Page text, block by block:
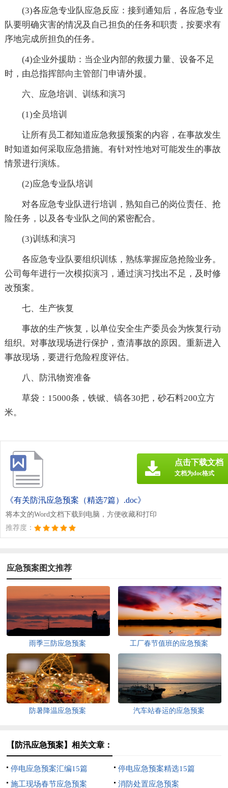
(3)各应急专业队应急反应：接到通知后，各应急专业
队要明确灾害的情况及自己担负的任务和职责，按要求有
序地完成所担负的任务。
(4)企业外援助：当企业内部的救援力量、设备不足
时，由总指挥部向主管部门申请外援。
六、应急培训、训练和演习
(1)全员培训
让所有员工都知道应急救援预案的内容，在事故发生
时知道如何采取应急措施。有针对性地对可能发生的事故
情景进行演练。
(2)应急专业队培训
对各应急专业队进行培训，熟知自己的岗位责任、抢
险任务，以及各专业队之间的紧密配合。
(3)训练和演习
各应急专业队要组织训练，熟练掌握应急抢险业务。
公司每年进行一次模拟演习，通过演习找出不足，及时修
改预案。
七、生产恢复
事故的生产恢复，以单位安全生产委员会为恢复行动
组织。对事故现场进行保护，查清事故的原因。重新进入
事故现场，要进行危险程度评估。
八、防汛物资准备
草袋：15000条，铁锨、镐各30把，砂石料200立方
米。
《有关防汛应急预案（精选7篇）.doc》
将本文的Word文档下载到电脑，方便收藏和打印
推荐度：
点击下载文档
文档为doc格式
应急预案图文推荐
雨季三防应急预案 工厂春节值班的应急预案
防暑降温应急预案 汽车站春运的应急预案
【防汛应急预案】相关文章：
停电应急预案汇编15篇
停电应急预案精选15篇
施工现场春节应急预案
消防处置应急预案